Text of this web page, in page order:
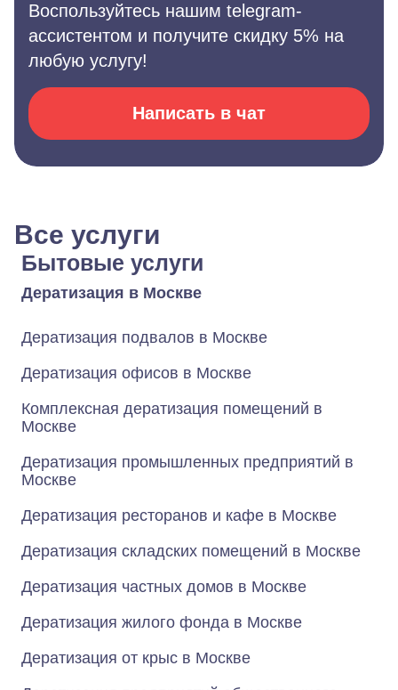
Воспользуйтесь нашим telegram-
ассистентом и получите скидку 5% на
любую услугу!
Написать в чат
Все услуги
Бытовые услуги
Дератизация в Москве
Дератизация подвалов в Москве
Дератизация офисов в Москве
Комплексная дератизация помещений в
Москве
Дератизация промышленных предприятий в
Москве
Дератизация ресторанов и кафе в Москве
Дератизация складских помещений в Москве
Дератизация частных домов в Москве
Дератизация жилого фонда в Москве
Дератизация от крыс в Москве